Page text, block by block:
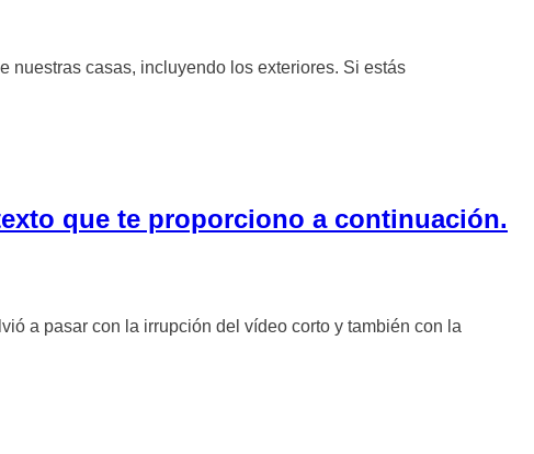
nuestras casas, incluyendo los exteriores. Si estás
que te proporciono a continuación.
a pasar con la irrupción del vídeo corto y también con la